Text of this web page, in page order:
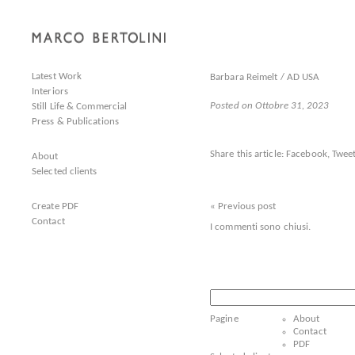
Latest Work
Interiors
Still Life & Commercial
Press & Publications
About
Selected clients
Create PDF
Contact
Barbara Reimelt / AD USA
Posted on Ottobre 31, 2023
Share this article: Facebook,
« Previous post
I commenti sono chiusi.
per:
Pagine
About
Contact
PDF